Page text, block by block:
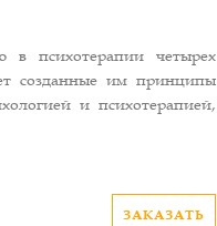
психотерапии четырех
созданные им принципы
и психотерапией,
ЗАКАЗАТЬ